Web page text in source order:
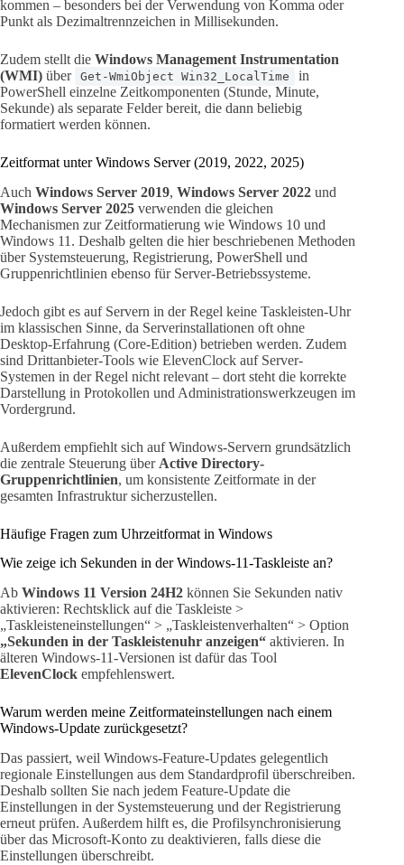
kommen – besonders bei der Verwendung von Komma oder
Punkt als Dezimaltrennzeichen in Millisekunden.
Zudem stellt die Windows Management Instrumentation
(WMI) über Get-WmiObject Win32_LocalTime
in
PowerShell einzelne Zeitkomponenten (Stunde, Minute,
Sekunde) als separate Felder bereit, die dann beliebig
formatiert werden können.
Zeitformat unter Windows Server (2019, 2022, 2025)
Auch Windows Server 2019, Windows Server 2022 und
Windows Server 2025 verwenden die gleichen
Mechanismen zur Zeitformatierung wie Windows 10 und
Windows 11. Deshalb gelten die hier beschriebenen Methoden
über Systemsteuerung, Registrierung, PowerShell und
Gruppenrichtlinien ebenso für Server-Betriebssysteme.
Jedoch gibt es auf Servern in der Regel keine Taskleisten-Uhr
im klassischen Sinne, da Serverinstallationen oft ohne
Desktop-Erfahrung (Core-Edition) betrieben werden. Zudem
sind Drittanbieter-Tools wie ElevenClock auf Server-
Systemen in der Regel nicht relevant – dort steht die korrekte
Darstellung in Protokollen und Administrationswerkzeugen im
Vordergrund.
Außerdem empfiehlt sich auf Windows-Servern grundsätzlich
die zentrale Steuerung über Active Directory-
Gruppenrichtlinien, um konsistente Zeitformate in der
gesamten Infrastruktur sicherzustellen.
Häufige Fragen zum Uhrzeitformat in Windows
Wie zeige ich Sekunden in der Windows-11-Taskleiste an?
Ab Windows 11 Version 24H2 können Sie Sekunden nativ
aktivieren: Rechtsklick auf die Taskleiste >
„Taskleisteneinstellungen“ > „Taskleistenverhalten“ > Option
„Sekunden in der Taskleistenuhr anzeigen“ aktivieren. In
älteren Windows-11-Versionen ist dafür das Tool
ElevenClock empfehlenswert.
Warum werden meine Zeitformateinstellungen nach einem
Windows-Update zurückgesetzt?
Das passiert, weil Windows-Feature-Updates gelegentlich
regionale Einstellungen aus dem Standardprofil überschreiben.
Deshalb sollten Sie nach jedem Feature-Update die
Einstellungen in der Systemsteuerung und der Registrierung
erneut prüfen. Außerdem hilft es, die Profilsynchronisierung
über das Microsoft-Konto zu deaktivieren, falls diese die
Einstellungen überschreibt.